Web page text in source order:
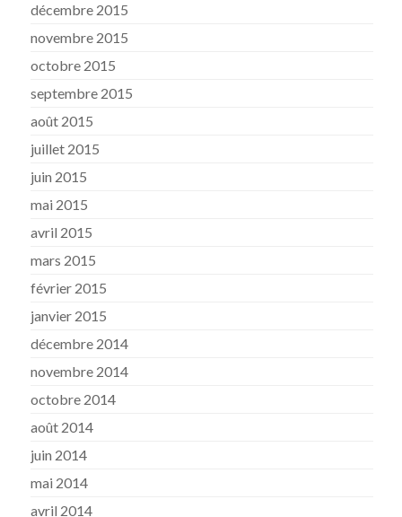
décembre 2015
novembre 2015
octobre 2015
septembre 2015
août 2015
juillet 2015
juin 2015
mai 2015
avril 2015
mars 2015
février 2015
janvier 2015
décembre 2014
novembre 2014
octobre 2014
août 2014
juin 2014
mai 2014
avril 2014